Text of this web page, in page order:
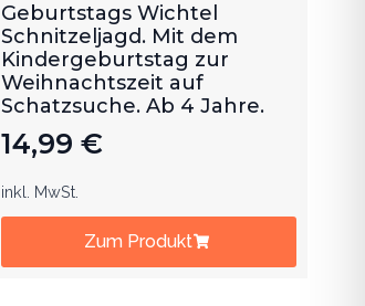
Geburtstags Wichtel
Schnitzeljagd. Mit dem
Kindergeburtstag zur
Weihnachtszeit auf
Schatzsuche. Ab 4 Jahre.
14,99 €
inkl. MwSt.
Zum Produkt